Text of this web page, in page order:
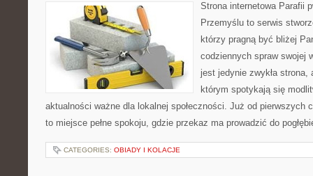
Strona internetowa Parafii
Przemyślu to serwis
którzy pragną być bliżej
codziennych spraw swojej
jest jedynie zwykła strona,
którym spotykają się
aktualności ważne dla lokalnej społeczności. Już od pierwszych
to miejsce pełne spokoju, gdzie przekaz ma prowadzić do
CATEGORIES: OBIADY I KOLACJE